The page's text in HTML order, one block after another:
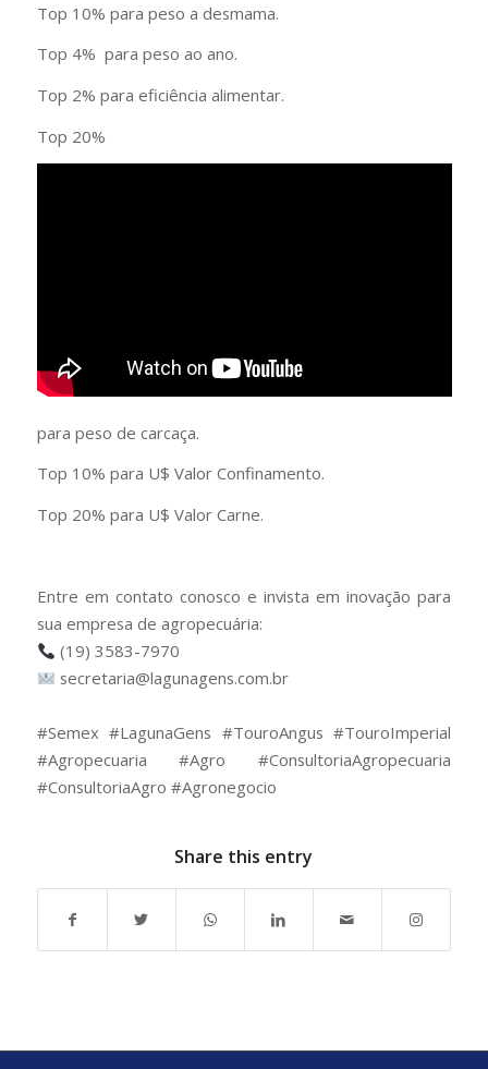
Top 10% para peso a desmama.
Top 4% para peso ao ano.
Top 2% para eficiência alimentar.
Top 20%
para peso de carcaça.
Top 10% para U$ Valor Confinamento.
Top 20% para U$ Valor Carne.
Entre em contato conosco e invista em inovação para
sua empresa de agropecuária:
(19) 3583-7970
secretaria@lagunagens.com.br
#Semex #LagunaGens #TouroAngus #TouroImperial
#Agropecuaria #Agro #ConsultoriaAgropecuaria
#ConsultoriaAgro #Agronegocio
Share this entry